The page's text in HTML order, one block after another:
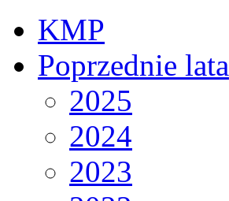
KMP
Poprzednie lata
2025
2024
2023